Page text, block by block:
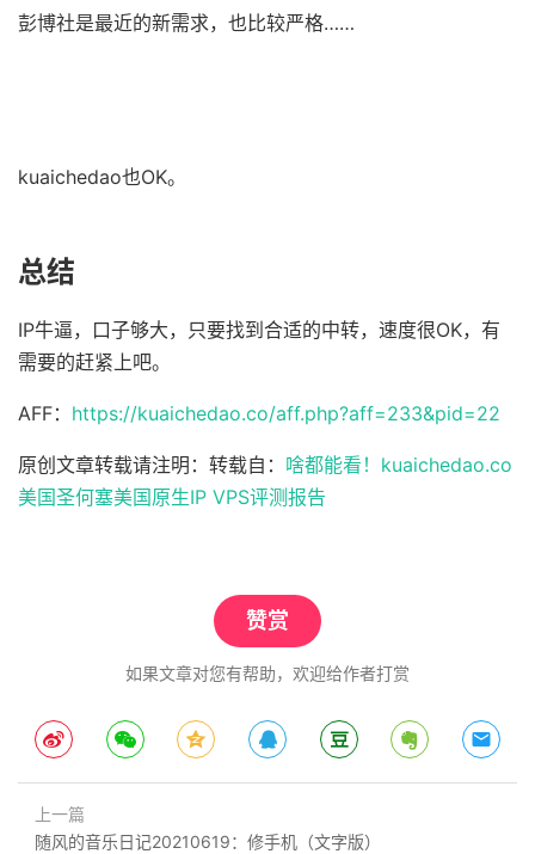
彭博社是最近的新需求，也比较严格……
kuaichedao也OK。
总结
IP牛逼，口子够大，只要找到合适的中转，速度很OK，有
需要的赶紧上吧。
AFF： https://kuaichedao.co/aff.php?aff=233&pid=22
原创文章转载请注明：转载自： 啥都能看！kuaichedao.co
美国圣何塞美国原生IP VPS评测报告
赞赏
如果文章对您有帮助，欢迎给作者打赏
上一篇
随风的音乐日记20210619：修手机（文字版）